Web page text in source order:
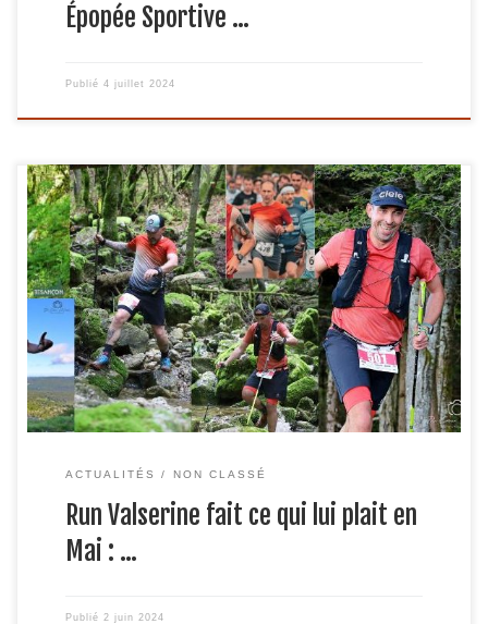
Épopée Sportive …
Publié 4 juillet 2024
Le mois de mai a été riche en émotions pour les membres
de Run Valserine, qui ont brillé sur plusieurs courses de
trail à travers la région et au-delà. Nos adhérents ont
relevé de nombreux défis, parcourant des distances
variées et affrontant des dénivelés impressionnants. Voici
un récapitulatif des performances […]
ACTUALITÉS NON CLASSÉ
Run Valserine fait ce qui lui plait en
Mai : …
Publié 2 juin 2024